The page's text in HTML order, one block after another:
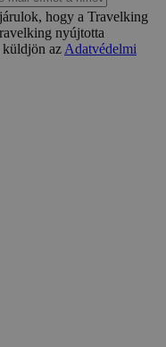
hogy a Travelking
nyújtotta
küldjön azAdatvédelmi